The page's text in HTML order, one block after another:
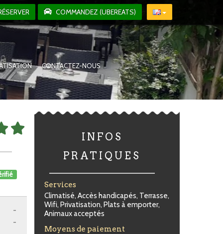
COMMANDEZ (UBEREATS)
CONTACTEZ-NOUS
-
-
INFOS
PRATIQUES
Services
Climatisé, Accès handicapés, Terrasse,
Wifi, Privatisation, Plats à emporter,
Animaux acceptés
Moyens de paiement